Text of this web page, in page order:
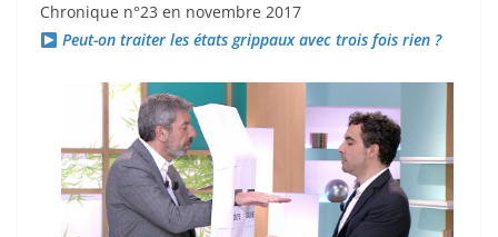
Chronique n°23 en novembre 2017
Peut-on traiter les états grippaux avec trois fois rien ?